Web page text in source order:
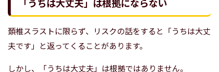
「うちは大丈夫」は根拠にならない
頚椎スラストに限らず、リスクの話をすると「うちは大丈
夫です」と返ってくることがあります。
しかし、「うちは大丈夫」は根拠ではありません。